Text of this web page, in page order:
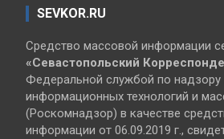
SEVKOR.RU
Средство массовой информации
«Севастопольский
Федеральной службой по надзору
информационных технологий и
(Роскомнадзор) в качестве
информации от 06.09.2019 г.,